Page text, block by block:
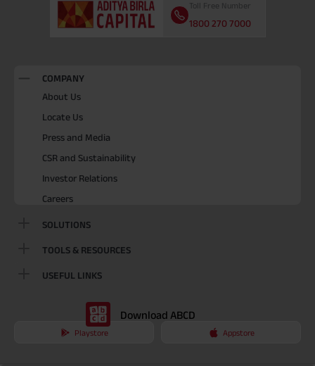
Toll Free Number
1800 270 7000
COMPANY
About Us
Locate Us
Press and Media
CSR and Sustainability
Investor Relations
Careers
SOLUTIONS
TOOLS & RESOURCES
USEFUL LINKS
Download ABCD
Playstore Appstore